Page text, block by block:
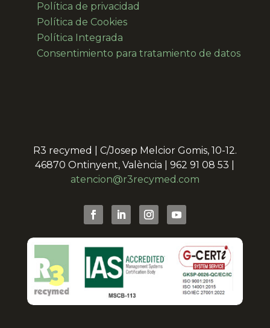
Política de privacidad
Política de Cookies
Política Integrada
Consentimiento para tratamiento de datos
R3 recymed | C/Josep Melcior Gomis, 10-12.
46870 Ontinyent, València | 962 91 08 53 |
atencion@r3recymed.com